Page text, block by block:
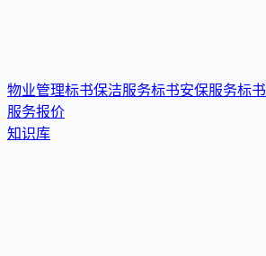
物业管理标书保洁服务标书安保服务标书
服务报价
知识库